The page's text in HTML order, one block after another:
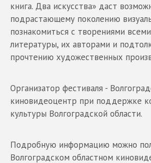
книга. Два искусства» даст
подрастающему поколению
познакомиться с творениями
литературы, их авторами и
прочтению художественных
Организатор фестиваля -
киновидеоцентр при поддержке
культуры Волгоградской области.
Подробную информацию можно
Волгоградском областном